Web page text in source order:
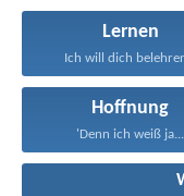
Lernen
Ich will dich
Hoffnung
'Denn ich weiß ja...